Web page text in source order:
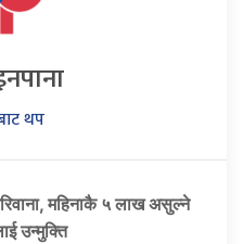
थप
महिनाकै ५ लाख असुल्ने
उन्मुक्ति